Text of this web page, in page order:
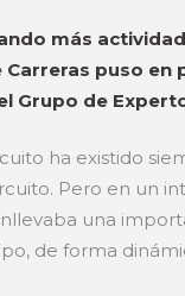
más
puso
Grupo de
ha existido
Pero en un
una
de forma